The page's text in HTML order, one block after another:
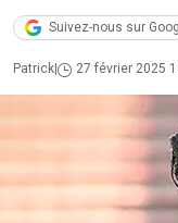
Suivez-nous sur
Patrick 27 février 2025